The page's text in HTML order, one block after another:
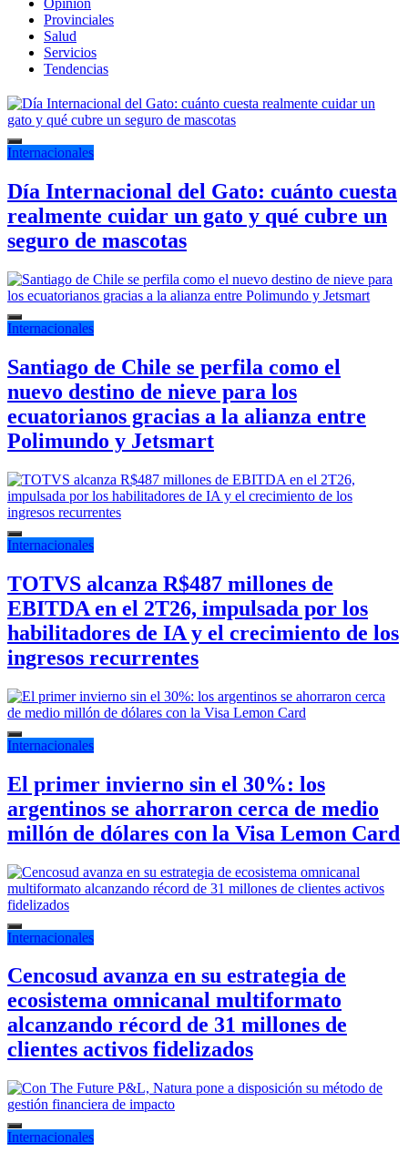
Opinión
Provinciales
Salud
Servicios
Tendencias
Internacionales
Día Internacional del Gato: cuánto cuesta
realmente cuidar un gato y qué cubre un
seguro de mascotas
Internacionales
Santiago de Chile se perfila como el
nuevo destino de nieve para los
ecuatorianos gracias a la alianza entre
Polimundo y Jetsmart
Internacionales
TOTVS alcanza R$487 millones de
EBITDA en el 2T26, impulsada por los
habilitadores de IA y el crecimiento de los
ingresos recurrentes
Internacionales
El primer invierno sin el 30%: los
argentinos se ahorraron cerca de medio
millón de dólares con la Visa Lemon Card
Internacionales
Cencosud avanza en su estrategia de
ecosistema omnicanal multiformato
alcanzando récord de 31 millones de
clientes activos fidelizados
Internacionales